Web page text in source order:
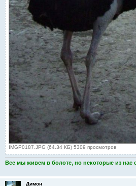
IMGP0187.JPG (64.34 КБ) 5309 просмотров
Все мы живем в болоте, но некоторые из нас
Димон